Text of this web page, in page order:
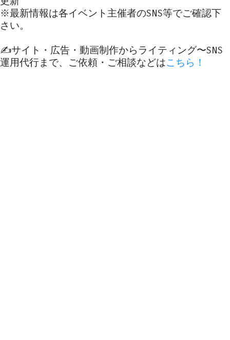
※最新情報は各イベント主催者のSNS等でご確認下
さい。
✍️サイト・広告・動画制作からライティング〜SNS
運用代行まで、ご依頼・ご相談などはこちら！